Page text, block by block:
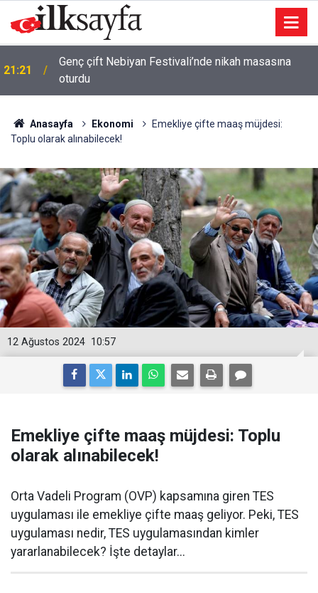
21:21
Genç çift Nebiyan Festivali’nde nikah masasına
oturdu
Anasayfa Ekonomi
Emekliye çifte maaş müjdesi:
Toplu olarak alınabilecek!
10:57
12 Ağustos 2024
Emekliye çifte maaş müjdesi: Toplu
olarak alınabilecek!
Orta Vadeli Program (OVP) kapsamına giren TES
uygulaması ile emekliye çifte maaş geliyor. Peki, TES
uygulaması nedir, TES uygulamasından kimler
yararlanabilecek? İşte detaylar...